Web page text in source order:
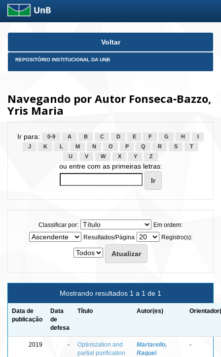
Skip
Voltar
REPOSITÓRIO INSTITUCIONAL DA UNB
Navegando por Autor Fonseca‑Bazzo,
Yris Maria
Ir para: 0-9 A B C D E F G H
J
K L M N O P Q R S
T
U
V W X Y Z
ou entre com as primeiras letras:
Classificar por:
Em ordem:
Resultados/Página
Registro(s):
Mostrando resultados 1 a 1 de 1
Data de
publicação
Data
de
defesa
Título Autor(es)
2019 -
Optimization and
partial purification
Martarello,
Raquel
-